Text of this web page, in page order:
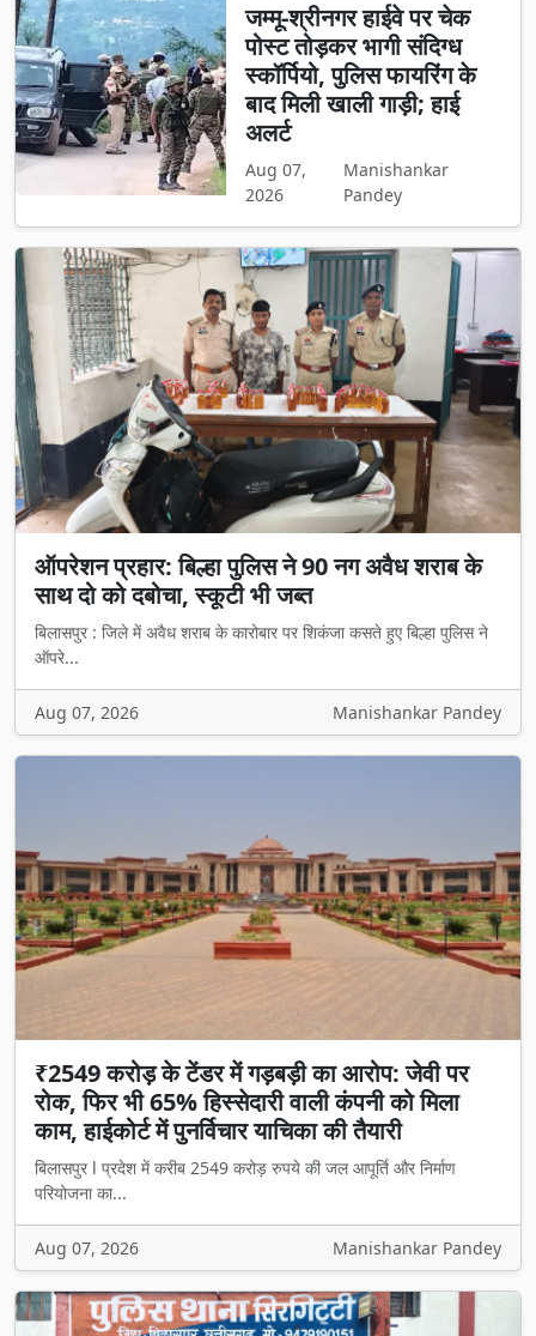
जम्मू-श्रीनगर हाईवे पर चेक
पोस्ट तोड़कर भागी संदिग्ध
स्कॉर्पियो, पुलिस फायरिंग के
बाद मिली खाली गाड़ी; हाई
अलर्ट
Aug 07,
2026
Manishankar
Pandey
ऑपरेशन प्रहार: बिल्हा पुलिस ने 90 नग अवैध शराब के
साथ दो को दबोचा, स्कूटी भी जब्त
बिलासपुर : जिले में अवैध शराब के कारोबार पर शिकंजा कसते हुए बिल्हा पुलिस ने
ऑपरे...
Aug 07, 2026 Manishankar Pandey
₹2549 करोड़ के टेंडर में गड़बड़ी का आरोप: जेवी पर
रोक, फिर भी 65% हिस्सेदारी वाली कंपनी को मिला
काम, हाईकोर्ट में पुनर्विचार याचिका की तैयारी
बिलासपुर l प्रदेश में करीब 2549 करोड़ रुपये की जल आपूर्ति और निर्माण
परियोजना का...
Aug 07, 2026 Manishankar Pandey